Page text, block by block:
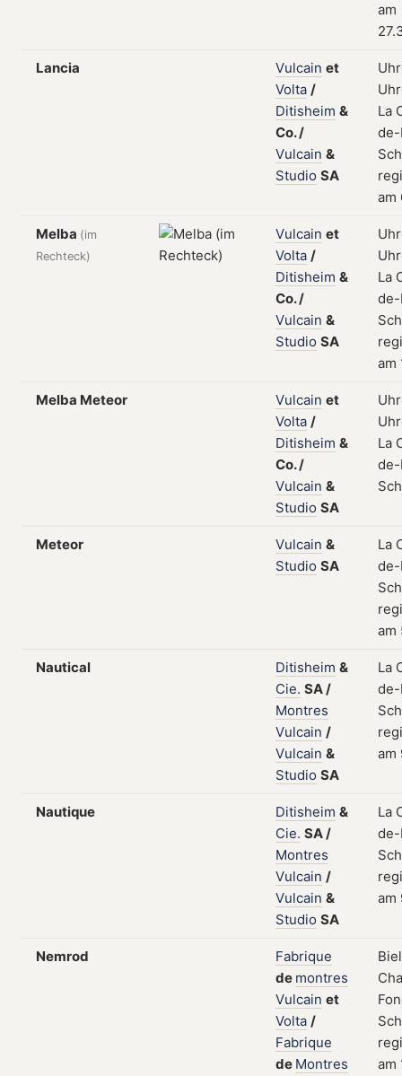
am
Lancia Vulcain et
Volta /
Ditisheim &
Co./
Vulcain &
Studio SA
La
de-
am
Melba (im
Rechteck)
Vulcain et
Volta /
Ditisheim &
Co./
Vulcain &
Studio SA
La
de-
am
Melba Meteor Vulcain et
Volta /
Ditisheim &
Co./
Vulcain &
Studio SA
La
de-
Meteor Vulcain &
Studio SA
La
de-
am
Nautical Ditisheim &
Cie. SA/
Montres
Vulcain /
Vulcain &
Studio SA
La
de-
am
Nautique Ditisheim &
Cie. SA/
Montres
Vulcain /
Vulcain &
Studio SA
La
de-
am
Nemrod
Fabrique
de montres
Vulcain et
Volta /
Fabrique
de Montres
am